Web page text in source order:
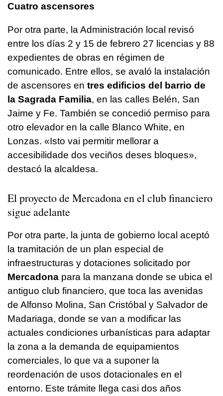
Cuatro ascensores
Por otra parte, la Administración local revisó
entre los días 2 y 15 de febrero 27 licencias y 88
expedientes de obras en régimen de
comunicado. Entre ellos, se avaló la instalación
de ascensores en tres edificios del barrio de
la Sagrada Familia, en las calles Belén, San
Jaime y Fe. También se concedió permiso para
otro elevador en la calle Blanco White, en
Lonzas. «Isto vai permitir mellorar a
accesibilidade dos veciños deses bloques»,
destacó la alcaldesa.
El proyecto de Mercadona en el club financiero
sigue adelante
Por otra parte, la junta de gobierno local aceptó
la tramitación de un plan especial de
infraestructuras y dotaciones solicitado por
Mercadona para la manzana donde se ubica el
antiguo club financiero, que toca las avenidas
de Alfonso Molina, San Cristóbal y Salvador de
Madariaga, donde se van a modificar las
actuales condiciones urbanísticas para adaptar
la zona a la demanda de equipamientos
comerciales, lo que va a suponer la
reordenación de usos dotacionales en el
entorno. Este trámite llega casi dos años